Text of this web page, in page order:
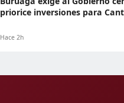
priorice inversiones para
Hace 2h